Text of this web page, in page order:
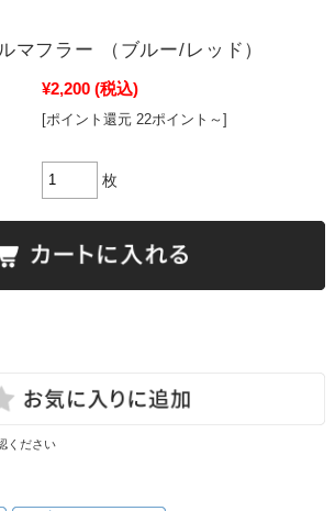
マフラー （ブルー/レッド）
¥2,200 (税込)
[ポイント還元 22ポイント～]
枚
ください